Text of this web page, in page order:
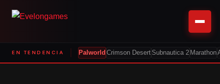
EN TENDENCIA Palworld Crimson Desert Subnautica 2 Marathon